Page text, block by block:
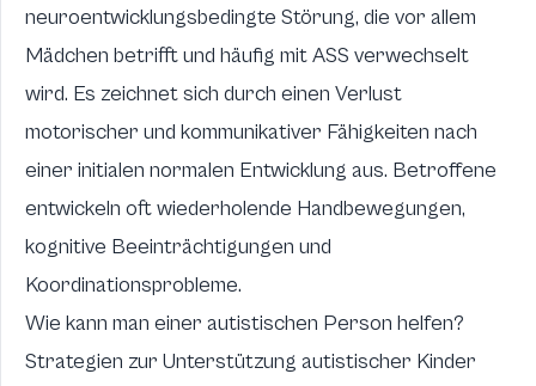
neuroentwicklungsbedingte Störung, die vor allem
Mädchen betrifft und häufig mit ASS verwechselt
wird. Es zeichnet sich durch einen Verlust
motorischer und kommunikativer Fähigkeiten nach
einer initialen normalen Entwicklung aus. Betroffene
entwickeln oft wiederholende Handbewegungen,
kognitive Beeinträchtigungen und
Koordinationsprobleme.
Wie kann man einer autistischen Person helfen?
Strategien zur Unterstützung autistischer Kinder